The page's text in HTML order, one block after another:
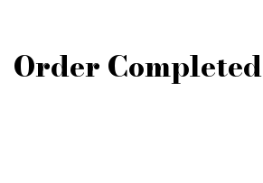
Order Completed